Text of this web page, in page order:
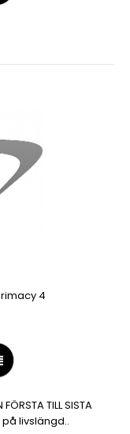
4
TILL SISTA
på livslängd..